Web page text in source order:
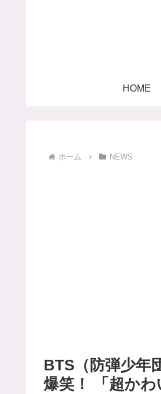
HOME
ホーム NEWS
BTS（防弾少年
爆笑！ 「超か